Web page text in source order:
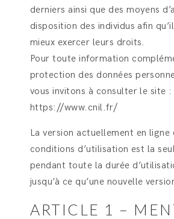
derniers ainsi que des moyens
disposition des individus afin
mieux exercer leurs droits.
Pour toute information
protection des données
vous invitons à consulter le site :
https://www.cnil.fr/
La version actuellement en ligne
conditions d’utilisation est la
pendant toute la durée
jusqu’à ce qu’une nouvelle
ARTICLE 1 –